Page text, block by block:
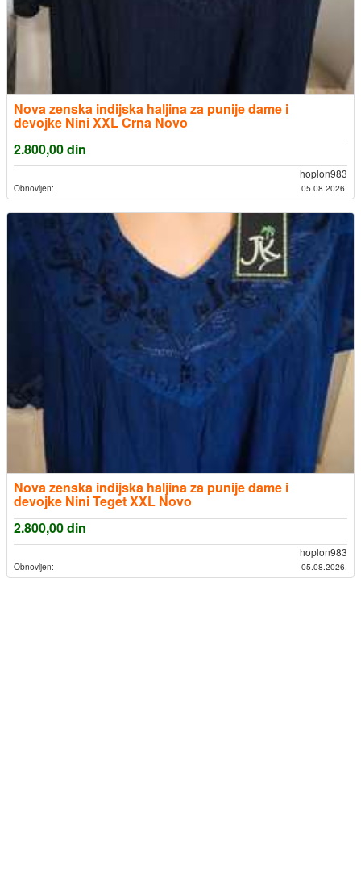
Nova zenska indijska haljina za punije dame i
devojke Nini XXL Crna Novo
2.800,00din
hoplon983
Obnovljen: 05.08.2026.
Nova zenska indijska haljina za punije dame i
devojke Nini Teget XXL Novo
2.800,00din
hoplon983
Obnovljen: 05.08.2026.